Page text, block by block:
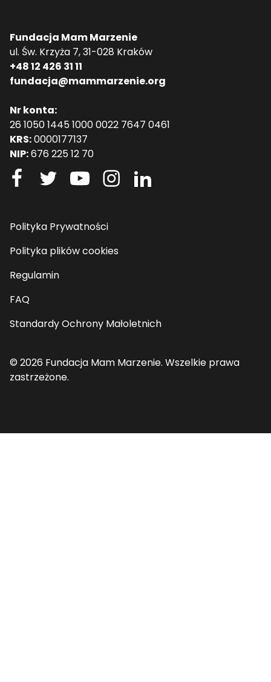
Fundacja Mam Marzenie
ul. Św. Krzyża 7, 31-028 Kraków
+48 12 426 31 11
fundacja@mammarzenie.org
Nr konta:
26 1050 1445 1000 0022 7647 0461
KRS:0000177137
NIP:676 225 12 70
Polityka Prywatności
Polityka plików cookies
Regulamin
FAQ
Standardy Ochrony Małoletnich
© 2026 Fundacja Mam Marzenie. Wszelkie prawa
zastrzeżone.